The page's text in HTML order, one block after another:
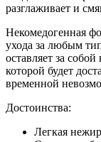
разглаживает и
Некомедогенная
ухода за любым
оставляет за
которой будет
временной
Достоинства:
Легкая